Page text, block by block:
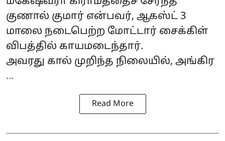
குணால் குமார் என்பவர், ஆகஸ்ட் 3
மாலை நடைபெற்ற மோட்டார் சைக்கிள்
விபத்தில் காயமடைந்தார்.
அவரது கால் முறிந்த நிலையில், அங்கிர
...
Read More